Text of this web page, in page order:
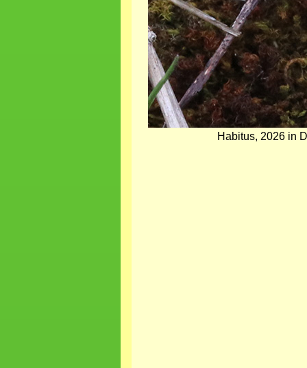
Habitus, 2026 in